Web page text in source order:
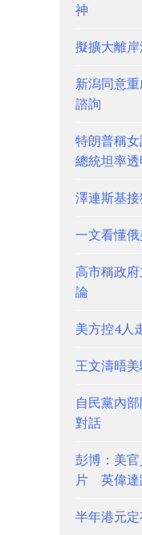
神
擬擴大離
新潟同意
諮詢
特朗普稱
總統坦率透
澤連斯基
一文看懂
高市稱政
論
美方控4人
王文濤晤
自民黨內
對話
彭博：美
片 英偉達
半年港元